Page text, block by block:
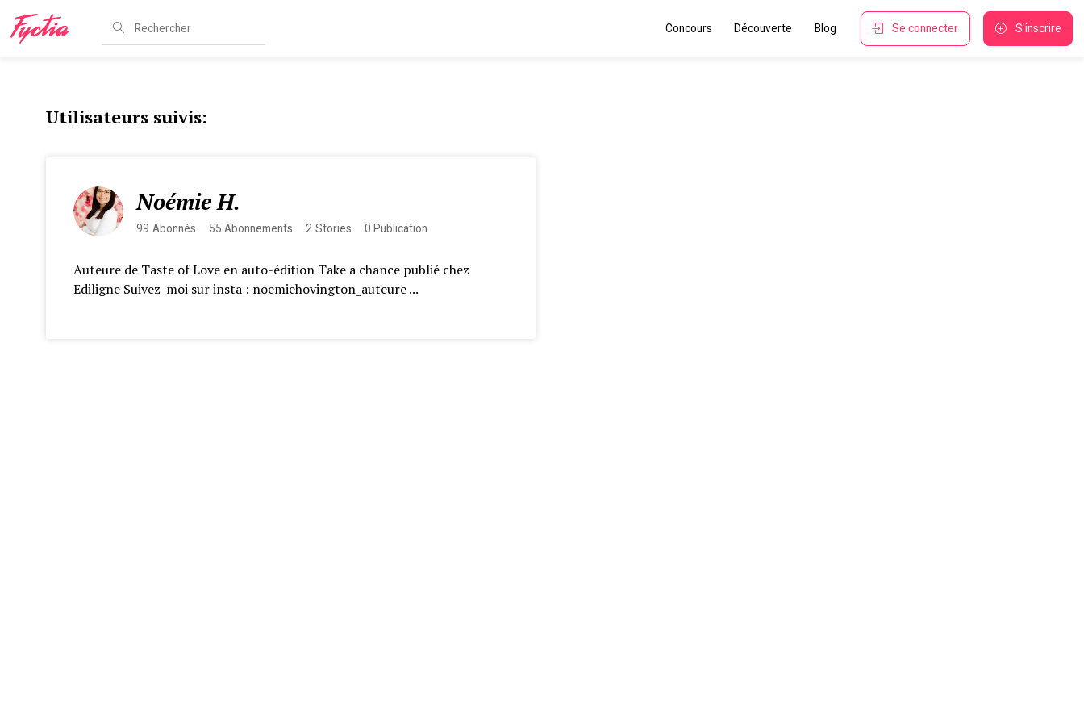
Concours Découverte Blog S'inscrire
Se connecter
Utilisateurs suivis:
Noémie H.
99 Abonnés 55 Abonnements 2 Stories 0 Publication
Auteure de Taste of Love en auto-édition Take a chance publié chez
Ediligne Suivez-moi sur insta : noemiehovington_auteure ...